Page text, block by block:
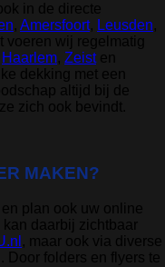
in de directe
, Amersfoort, Leusden,
voeren wij regelmatig
Haarlem, Zeisten
dekking met een
altijd bij de
zich ook bevindt.
MAKEN?
plan ook uw online
daarbij zichtbaar
, maar ook via diverse
Door folders en flyers te